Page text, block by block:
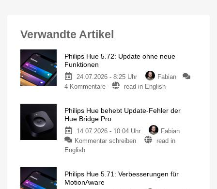
Verwandte Artikel
Philips Hue 5.72: Update ohne neue
Funktionen
24.07.2026 - 8:25 Uhr
Fabian
4 Kommentarezu
5.72:
Update
ohne
neue
um
das
read in English
Philips Hue behebt Update-Fehler der
Hue Bridge Pro
14.07.2026 - 10:04 Uhr
Fabian
Kommentar schreiben
zu
Update-
read in
English
Philips Hue 5.71: Verbesserungen für
MotionAware